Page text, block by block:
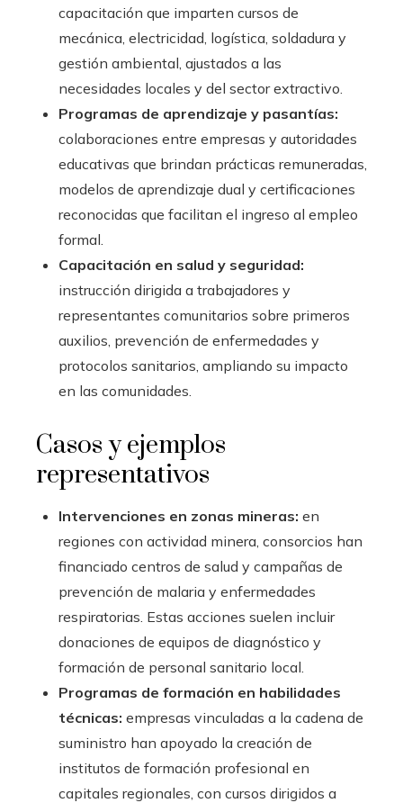
capacitación que imparten cursos de
mecánica, electricidad, logística, soldadura y
gestión ambiental, ajustados a las
necesidades locales y del sector extractivo.
Programas de aprendizaje y pasantías:
colaboraciones entre empresas y autoridades
educativas que brindan prácticas remuneradas,
modelos de aprendizaje dual y certificaciones
reconocidas que facilitan el ingreso al empleo
formal.
Capacitación en salud y seguridad:
instrucción dirigida a trabajadores y
representantes comunitarios sobre primeros
auxilios, prevención de enfermedades y
protocolos sanitarios, ampliando su impacto
en las comunidades.
Casos y ejemplos
representativos
Intervenciones en zonas mineras: en
regiones con actividad minera, consorcios han
financiado centros de salud y campañas de
prevención de malaria y enfermedades
respiratorias. Estas acciones suelen incluir
donaciones de equipos de diagnóstico y
formación de personal sanitario local.
Programas de formación en habilidades
técnicas: empresas vinculadas a la cadena de
suministro han apoyado la creación de
institutos de formación profesional en
capitales regionales, con cursos dirigidos a